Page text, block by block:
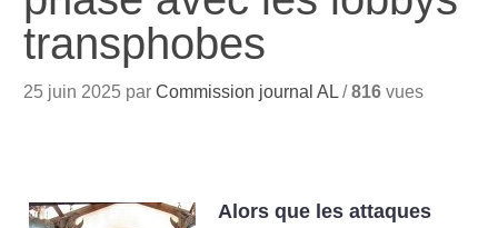
transphobes
25 juin 2025 parCommission journal AL /816 vues
Alors que les attaques